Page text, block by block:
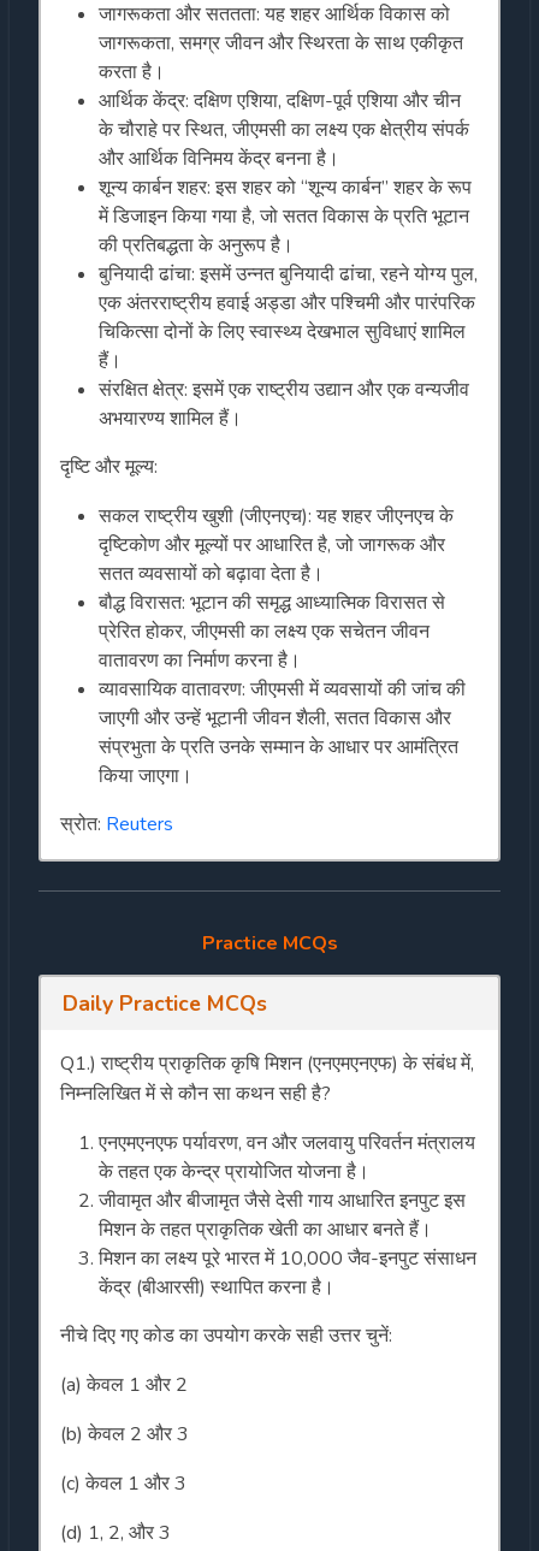
जागरूकता और सततता: यह शहर आर्थिक विकास को
जागरूकता, समग्र जीवन और स्थिरता के साथ एकीकृत
करता है।
आर्थिक केंद्र: दक्षिण एशिया, दक्षिण-पूर्व एशिया और चीन
के चौराहे पर स्थित, जीएमसी का लक्ष्य एक क्षेत्रीय संपर्क
और आर्थिक विनिमय केंद्र बनना है।
शून्य कार्बन शहर: इस शहर को “शून्य कार्बन” शहर के रूप
में डिजाइन किया गया है, जो सतत विकास के प्रति भूटान
की प्रतिबद्धता के अनुरूप है।
बुनियादी ढांचा: इसमें उन्नत बुनियादी ढांचा, रहने योग्य पुल,
एक अंतरराष्ट्रीय हवाई अड्डा और पश्चिमी और पारंपरिक
चिकित्सा दोनों के लिए स्वास्थ्य देखभाल सुविधाएं शामिल
हैं।
संरक्षित क्षेत्र: इसमें एक राष्ट्रीय उद्यान और एक वन्यजीव
अभयारण्य शामिल हैं।
दृष्टि और मूल्य:
सकल राष्ट्रीय खुशी (जीएनएच): यह शहर जीएनएच के
दृष्टिकोण और मूल्यों पर आधारित है, जो जागरूक और
सतत व्यवसायों को बढ़ावा देता है।
बौद्ध विरासत: भूटान की समृद्ध आध्यात्मिक विरासत से
प्रेरित होकर, जीएमसी का लक्ष्य एक सचेतन जीवन
वातावरण का निर्माण करना है।
व्यावसायिक वातावरण: जीएमसी में व्यवसायों की जांच की
जाएगी और उन्हें भूटानी जीवन शैली, सतत विकास और
संप्रभुता के प्रति उनके सम्मान के आधार पर आमंत्रित
किया जाएगा।
स्रोत: Reuters
Practice MCQs
Daily Practice MCQs
Q1.) राष्ट्रीय प्राकृतिक कृषि मिशन (एनएमएनएफ) के संबंध में,
निम्नलिखित में से कौन सा कथन सही है?
एनएमएनएफ पर्यावरण, वन और जलवायु परिवर्तन मंत्रालय
के तहत एक केन्द्र प्रायोजित योजना है।
जीवामृत और बीजामृत जैसे देसी गाय आधारित इनपुट इस
मिशन के तहत प्राकृतिक खेती का आधार बनते हैं।
मिशन का लक्ष्य पूरे भारत में 10,000 जैव-इनपुट संसाधन
केंद्र (बीआरसी) स्थापित करना है।
नीचे दिए गए कोड का उपयोग करके सही उत्तर चुनें:
(a) केवल 1 और 2
(b) केवल 2 और 3
(c) केवल 1 और 3
(d) 1, 2, और 3